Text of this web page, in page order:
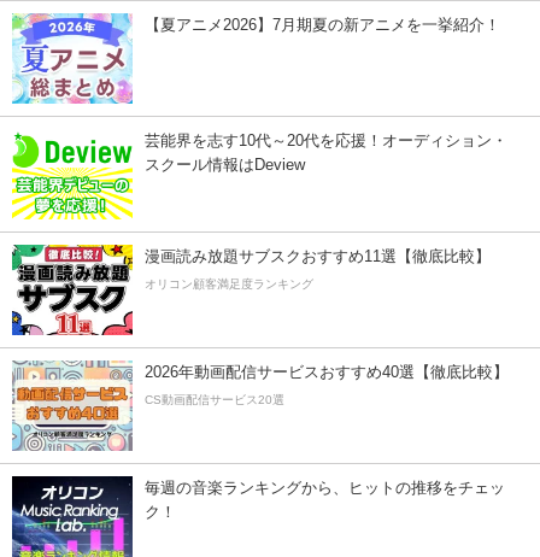
【夏アニメ2026】7月期夏の新アニメを一挙紹介！
芸能界を志す10代～20代を応援！オーディション・
スクール情報はDeview
漫画読み放題サブスクおすすめ11選【徹底比較】
オリコン顧客満足度ランキング
2026年動画配信サービスおすすめ40選【徹底比較】
CS動画配信サービス20選
毎週の音楽ランキングから、ヒットの推移をチェッ
ク！